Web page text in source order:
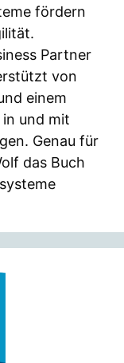
fördern
Partner
von
einem
und mit
Genau für
das Buch